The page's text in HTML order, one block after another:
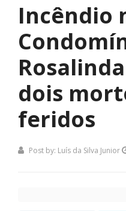
Incêndio
dois
feridos
Post by: Luís da Silva Junior